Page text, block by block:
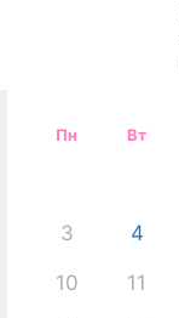
Пн Вт
3 4
10 11